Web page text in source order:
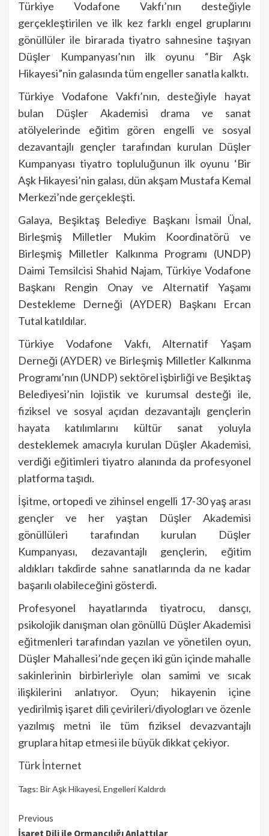
Türkiye Vodafone Vakfı’nın desteğiyle
gerçekleştirilen ve ilk kez farklı engel gruplarını
gönüllüler ile birarada tiyatro sahnesine taşıyan
Düşler Kumpanyası’nın ilk oyunu “Bir Aşk
Hikayesi”nin galasında tüm engeller sanatla kalktı.
Türkiye Vodafone Vakfı’nın, desteğiyle hayat
bulan Düşler Akademisi drama ve sanat
atölyelerinde eğitim gören engelli ve sosyal
dezavantajlı gençler tarafından kurulan Düşler
Kumpanyası tiyatro topluluğunun ilk oyunu ‘Bir
Aşk Hikayesi’nin galası, dün akşam Mustafa Kemal
Merkezi’nde gerçekleşti.
Galaya, Beşiktaş Belediye Başkanı İsmail Ünal,
Birleşmiş Milletler Mukim Koordinatörü ve
Birleşmiş Milletler Kalkınma Programı (UNDP)
Daimi Temsilcisi Shahid Najam, Türkiye Vodafone
Başkanı Rengin Onay ve Alternatif Yaşamı
Destekleme Derneği (AYDER) Başkanı Ercan
Tutal katıldılar.
Türkiye Vodafone Vakfı, Alternatif Yaşam
Derneği (AYDER) ve Birleşmiş Milletler Kalkınma
Programı’nın (UNDP) sektörel işbirliği ve Beşiktaş
Belediyesi’nin lojistik ve kurumsal desteği ile,
fiziksel ve sosyal açıdan dezavantajlı gençlerin
hayata katılımlarını kültür sanat yoluyla
desteklemek amacıyla kurulan Düşler Akademisi,
verdiği eğitimleri tiyatro alanında da profesyonel
platforma taşıdı.
İşitme, ortopedi ve zihinsel engelli 17-30 yaş arası
gençler ve her yaştan Düşler Akademisi
gönüllüleri tarafından kurulan Düşler
Kumpanyası, dezavantajlı gençlerin, eğitim
aldıkları takdirde sahne sanatlarında da ne kadar
başarılı olabileceğini gösterdi.
Profesyonel hayatlarında tiyatrocu, dansçı,
psikolojik danışman olan gönüllü Düşler Akademisi
eğitmenleri tarafından yazılan ve yönetilen oyun,
Düşler Mahallesi’nde geçen iki gün içinde mahalle
sakinlerinin birbirleriyle olan samimi ve sıcak
ilişkilerini anlatıyor. Oyun; hikayenin içine
yedirilmiş işaret dili çevirileri/diyologları ve özenle
yazılmış metni ile tüm fiziksel devazvantajlı
gruplara hitap etmesi ile büyük dikkat çekiyor.
Türk İnternet
Tags: Bir Aşk Hikayesi, Engelleri Kaldırdı
Continue
Previous
İşaret Dili ile Ormancılığı Anlattılar